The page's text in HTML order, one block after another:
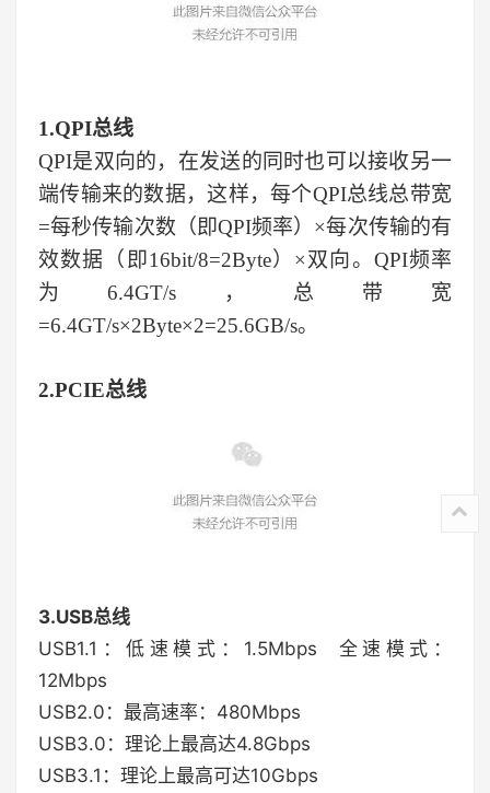
1.QPI总线
QPI是双向的，在发送的同时也可以接收另一
端传输来的数据，这样，每个QPI总线总带宽
=每秒传输次数（即QPI频率）×每次传输的有
效数据（即16bit/8=2Byte）×双向。QPI频率
为6.4GT/s ， 总带宽
=6.4GT/s×2Byte×2=25.6GB/s。
2.PCIE总线
3.USB总线
USB1.1：低速模式：1.5Mbps 全速模式：
12Mbps
USB2.0：最高速率：480Mbps
USB3.0：理论上最高达4.8Gbps
USB3.1：理论上最高可达10Gbps